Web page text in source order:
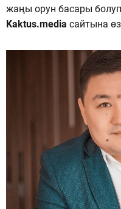
жаңы орун басары
Kaktus.media сайтына